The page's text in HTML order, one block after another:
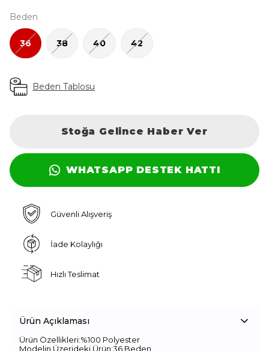
Beden
36 38 40 42
Beden Tablosu
Stoğa Gelince Haber Ver
WHATSAPP DESTEK HATTI
Güvenli Alışveriş
İade Kolaylığı
Hızlı Teslimat
Ürün Açıklaması
Ürün Özellikleri:%100 Polyester
Modelin Üzerideki Ürün:36 Beden